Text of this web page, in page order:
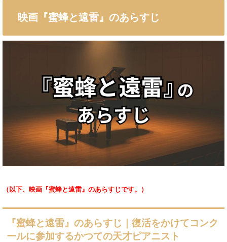
映画『蜜蜂と遠雷』のあらすじ
（以下、映画『蜜蜂と遠雷』のあらすじです。）
『蜜蜂と遠雷』のあらすじ｜復活をかけてコンク
ールに参加するかつての天才ピアニスト